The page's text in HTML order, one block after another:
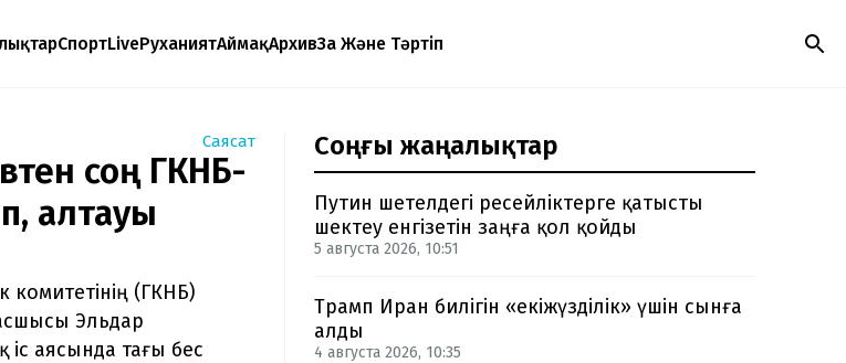
СпортLiveРуханиятАймақАрхивЗаң Және Тәртіп
Саясат
соң ГКНБ-
алтауы
комитетінің (ГКНБ)
Эльдар
аясында тағы бес
Соңғы жаңалықтар
Путин шетелдегі ресейліктерге қатысты
шектеу енгізетін заңға қол қойды
5 августа 2026, 10:51
Трамп Иран билігін «екіжүзділік» үшін сынға
алды
4 августа 2026, 10:35